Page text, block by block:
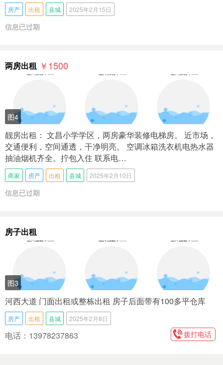
房产 出租 县城 2025年2月15日
信息已过期
两房出租 ￥1500
图4
靓房出租： 文昌小学学区，两房豪华装修电梯房。 近市场，
交通便利，空间通透，干净明亮。 空调冰箱洗衣机电热水器
抽油烟机齐全。拧包入住 联系电…
商家 房产 出租 县城 2025年2月10日
信息已过期
房子出租
图3
河西大道 门面出租或整栋出租 房子后面带有100多平仓库
房产 出租 县城 2025年2月8日
电话：13978237863 拨打电话